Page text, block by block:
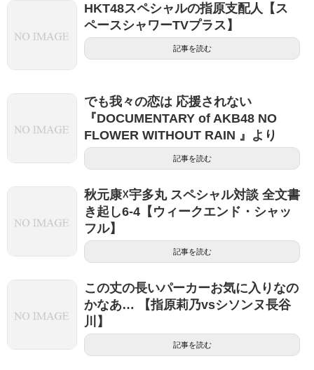
HKT48スペシャルの指原支配人【ス
ペースシャワーTVプラス】
記事を読む
でも我々の恋は 応援されない
『DOCUMENTARY of AKB48 NO
FLOWER WITHOUT RAIN 』より
記事を読む
秋元康☓宇多丸 スペシャル対談 全文書
き起し6-4【ウィークエンド・シャッ
フル】
記事を読む
この丈の長いパーカーお気に入りなの
かなあ… 【指原莉乃vsシソンヌ長谷
川】
記事を読む